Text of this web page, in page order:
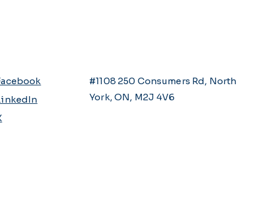
#1108 250 Consumers Rd, North
York, ON, M2J 4V6